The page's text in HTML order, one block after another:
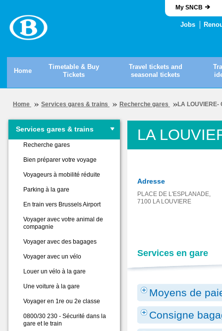
My SNCB
Jobs
Home
Timetable & Buy
Tickets
Travel tickets and
seasonal tickets
Home Services gares & trains Recherche gares LA LOUVIERE-
Services gares & trains
Recherche gares
Bien préparer votre voyage
Voyageurs à mobilité réduite
Parking à la gare
En train vers Brussels Airport
Voyager avec votre animal de
compagnie
Voyager avec des bagages
Voyager avec un vélo
Louer un vélo à la gare
Une voiture à la gare
Voyager en 1re ou 2e classe
0800/30 230 - Sécurité dans la
gare et le train
LA
Adresse
PLACE DE L'ESPLANADE,
7100 LA LOUVIERE
Services en gare
Moyens de
Consigne